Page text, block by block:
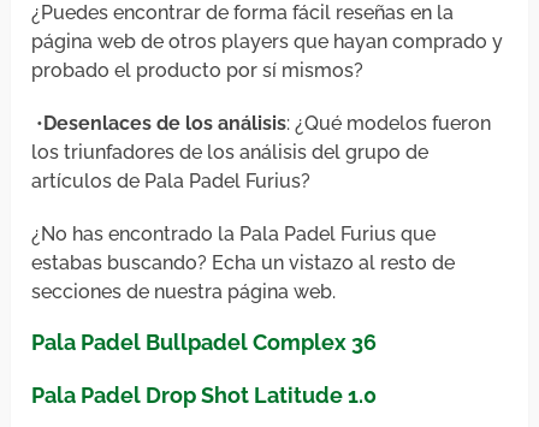
¿Puedes encontrar de forma fácil reseñas en la
página web de otros players que hayan comprado y
probado el producto por sí mismos?
• Desenlaces de los análisis: ¿Qué modelos fueron
los triunfadores de los análisis del grupo de
artículos de Pala Padel Furius?
¿No has encontrado la Pala Padel Furius que
estabas buscando? Echa un vistazo al resto de
secciones de nuestra página web.
Pala Padel Bullpadel Complex 36
Pala Padel Drop Shot Latitude 1.0